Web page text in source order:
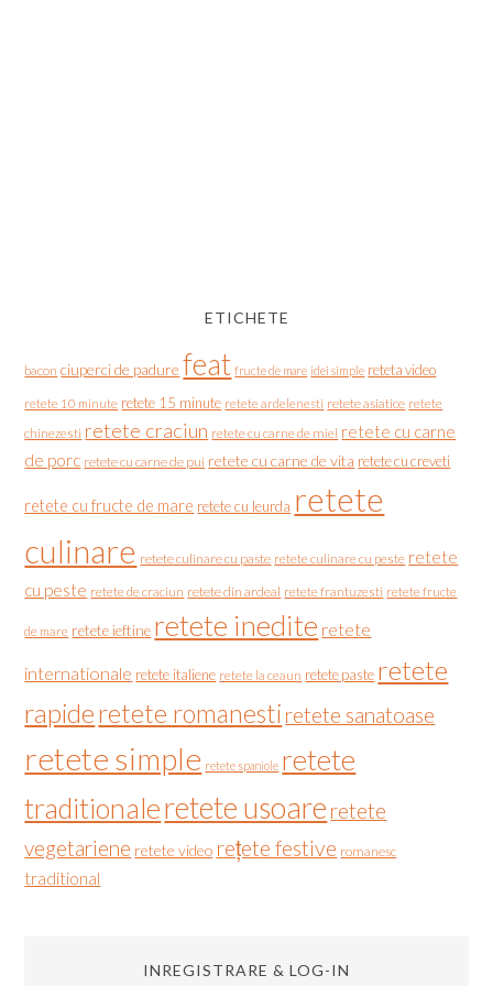
ETICHETE
bacon ciuperci de padure feat fructe de mare idei simple reteta video
retete 10 minute retete 15 minute retete ardelenesti retete asiatice retete
chinezesti retete craciun retete cu carne de miel retete cu carne
de porc retete cu carne de pui retete cu carne de vita retete cu creveti
retete cu fructe de mare retete cu leurda retete
culinare retete culinare cu paste retete culinare cu peste retete
cu peste retete de craciun retete din ardeal retete frantuzesti retete fructe
de mare retete ieftine retete inedite retete
internationale retete italiene retete la ceaun retete paste retete
rapideretete romanesti retete sanatoase
retete simple retete spaniole retete
traditionaleretete usoare retete
vegetariene retete video rețete festive romanesc
traditional
INREGISTRARE & LOG-IN